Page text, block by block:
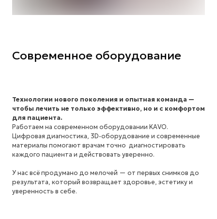
Современное оборудование
Технологии нового поколения и опытная команда —
чтобы лечить не только эффективно, но и с комфортом
для пациента.
Работаем на современном оборудовании KAVO.
Цифровая диагностика, 3D-оборудование и современные
материалы помогают врачам точно диагностировать
каждого пациента и действовать уверенно.
У нас всё продумано до мелочей — от первых снимков до
результата, который возвращает здоровье, эстетику и
уверенность в себе.